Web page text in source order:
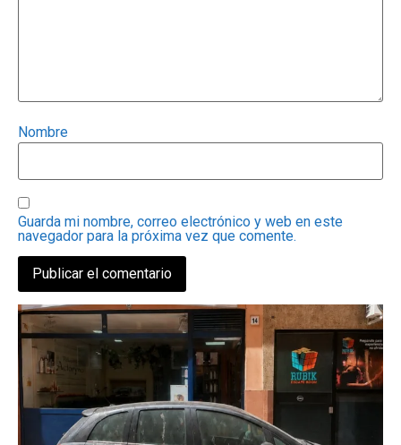
Nombre
Guarda mi nombre, correo electrónico y web en este
navegador para la próxima vez que comente.